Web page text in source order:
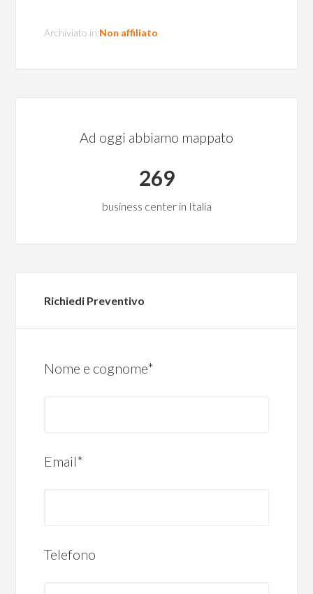
Archiviato in:Non affiliato
Ad oggi abbiamo mappato
269
business center in Italia
Richiedi Preventivo
Nome e cognome*
Email*
Telefono